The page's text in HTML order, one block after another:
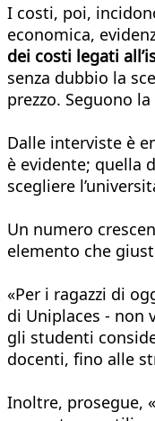
I costi, poi,
economica,
dei costi legati
senza dubbio la
prezzo. Seguono
Dalle interviste è
è evidente; quella
scegliere
Un numero
elemento che
«Per i ragazzi di
di Uniplaces - non
gli studenti
docenti, fino alle
Inoltre, prosegue,